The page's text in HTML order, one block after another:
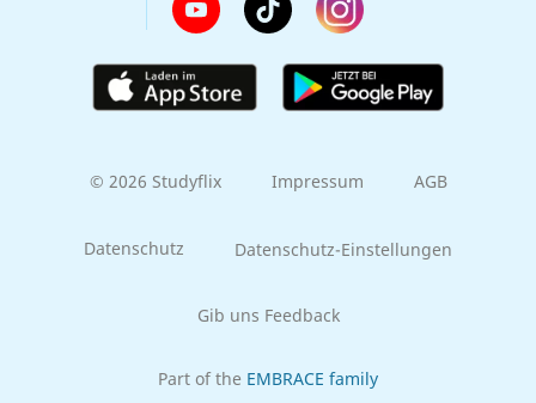
© 2026 Studyflix Impressum AGB
Datenschutz Datenschutz-Einstellungen
Gib uns Feedback
Part of the EMBRACE family